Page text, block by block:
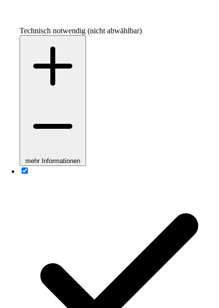
Technisch notwendig (nicht abwählbar)
mehr Informationen